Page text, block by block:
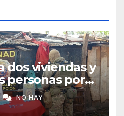
dos viviendas y
personas por
en
NO HAY